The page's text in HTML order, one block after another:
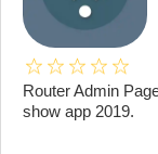
Router Admin
show app 2019.